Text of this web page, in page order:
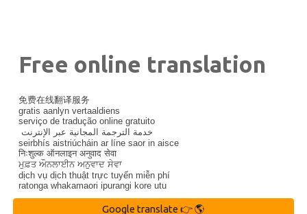
Free online translation
免费在线翻译服务
gratis aanlyn vertaaldiens
serviço de tradução online gratuito
خدمة الترجمة المجانية عبر الإنترنت
seirbhís aistriúcháin ar líne saor in aisce
निःशुल्क ऑनलाइन अनुवाद सेवा
ਮੁਫ਼ਤ ਔਨਲਾਈਨ ਅਨੁਵਾਦ ਸੇਵਾ
dịch vụ dịch thuật trực tuyến miễn phí
ratonga whakamaori ipurangi kore utu
Google translate 👉 🌎